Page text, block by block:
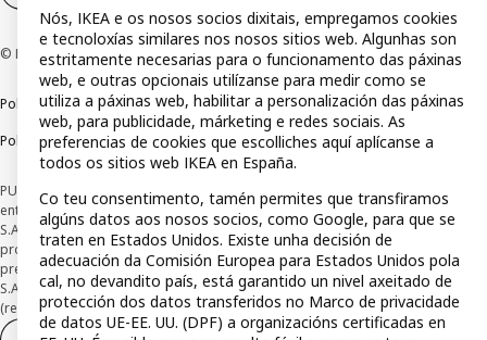
© Inter IKEA Systems B.V 1999-2026
Política de privacidadePolítica de rastrosTermos e condicións
Política de divulgación responsable
PUBLICIDADE *Financiamento a través da tarxeta IKEA VISA, emitida pola
entidade de pagamento híbrida CaixaBank Payments & Consumer E.F.C., E.P.,
S.A.U, e suxeito á súa autorización. A entidade escolleu como sistema de
protección dos fondos recibidos de usuarios de servizos de pagamento que
presta o seu depósito nunha conta bancaria separada aberta en CaixaBank,
S.A Consulta as características da túa tarxeta con pagamento adiado
(revolving) aquí:www.caixabankpc.com/es/productos
Nós, IKEA e os nosos socios dixitais, empregamos cookies
e tecnoloxías similares nos nosos sitios web. Algunhas son
estritamente necesarias para o funcionamento das páxinas
web, e outras opcionais utilízanse para medir como se
utiliza a páxinas web, habilitar a personalización das páxinas
web, para publicidade, márketing e redes sociais. As
preferencias de cookies que escolliches aquí aplícanse a
todos os sitios web IKEA en España.
Co teu consentimento, tamén permites que transfiramos
algúns datos aos nosos socios, como Google, para que se
traten en Estados Unidos. Existe unha decisión de
adecuación da Comisión Europea para Estados Unidos pola
cal, no devandito país, está garantido un nivel axeitado de
protección dos datos transferidos no Marco de privacidade
de datos UE-EE. UU. (DPF) a organizacións certificadas en